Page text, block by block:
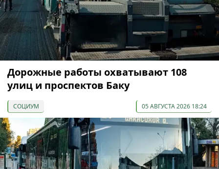
Дорожные работы охватывают 108
улиц и проспектов Баку
СОЦИУМ 05 АВГУСТА 2026 18:24